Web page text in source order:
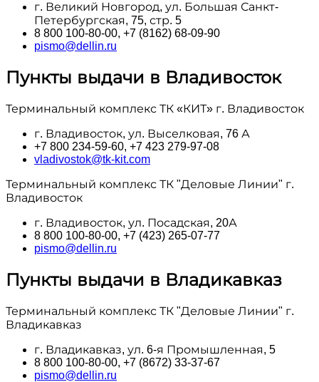
г. Великий Новгород, ул. Большая Санкт-
Петербургская, 75, стр. 5
8 800 100‑80-00, +7 (8162) 68-09-90
pismo@dellin.ru
Пункты выдачи в Владивосток
Терминальный комплекс ТК «КИТ» г. Владивосток
г. Владивосток, ул. Выселковая, 76 А
+7 800 234-59-60, +7 423 279-97-08
vladivostok@tk-kit.com
Терминальный комплекс ТК "Деловые Линии" г.
Владивосток
г. Владивосток, ул. Посадская, 20А
8 800 100‑80-00, +7 (423) 265-07-77
pismo@dellin.ru
Пункты выдачи в Владикавказ
Терминальный комплекс ТК "Деловые Линии" г.
Владикавказ
г. Владикавказ, ул. 6-я Промышленная, 5
8 800 100‑80-00, +7 (8672) 33-37-67
pismo@dellin.ru